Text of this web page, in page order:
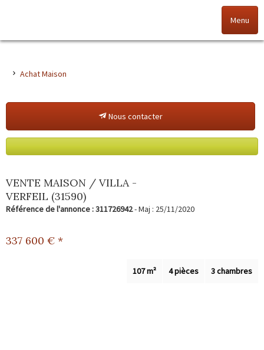
Menu
Vendez votre bien
Alerte immo
Gestion
Achat Maison
Nous contacter
VENTE MAISON / VILLA -
VERFEIL (31590)
Référence de l'annonce : 311726942- Maj : 25/11/2020
337 600 € *
3 chambres
4 pièces
107 m²